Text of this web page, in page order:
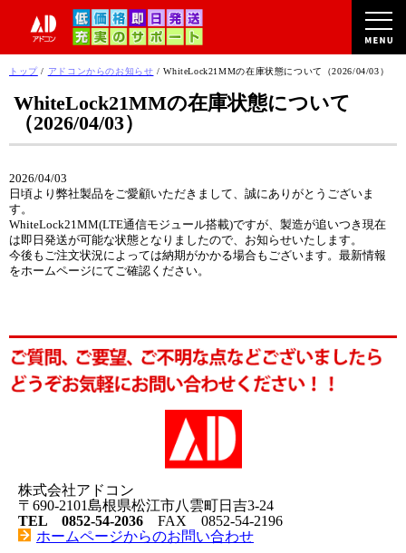
このページの本文へ
現
の
トップ/ アドコンからのお知らせ /WhiteLock21MMの在庫状態について（2026/04/03）
WhiteLock21MMの在庫状態について
（2026/04/03）
2026/04/03
日頃より弊社製品をご愛顧いただきまして、誠にありがとうございま
す。
WhiteLock21MM(LTE通信モジュール搭載)ですが、製造が追いつき現在
は即日発送が可能な状態となりましたので、お知らせいたします。
今後もご注文状況によっては納期がかかる場合もございます。最新情報
をホームページにてご確認ください。
株式会社アドコン
〒690-2101島根県松江市八雲町日吉3-24
TEL 0852-54-2036 FAX 0852-54-2196
ホームページからのお問い合わせ